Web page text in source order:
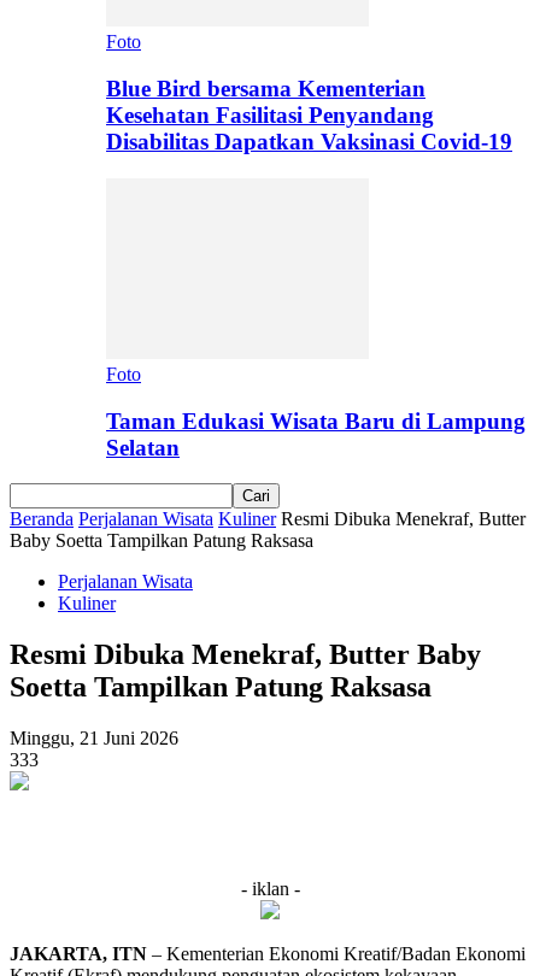
Foto
Blue Bird bersama Kementerian
Kesehatan Fasilitasi Penyandang
Disabilitas Dapatkan Vaksinasi Covid-19
Foto
Taman Edukasi Wisata Baru di Lampung
Selatan
Beranda Perjalanan Wisata Kuliner Resmi Dibuka Menekraf, Butter
Baby Soetta Tampilkan Patung Raksasa
Perjalanan Wisata
Kuliner
Resmi Dibuka Menekraf, Butter Baby
Soetta Tampilkan Patung Raksasa
Minggu, 21 Juni 2026
333
- iklan -
JAKARTA, ITN – Kementerian Ekonomi Kreatif/Badan Ekonomi